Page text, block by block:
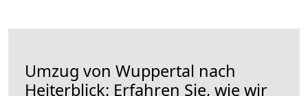
Umzug von Wuppertal nach
Heiterblick: Erfahren Sie, wie wir